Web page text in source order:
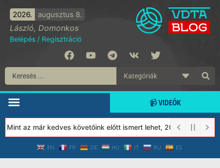
2026. augusztus 8.
László, Domonkos
Belépés / Regisztráció
📹 VIDEÓK
az már kedves követőink előtt ismert lehet, 2023-tól a
EN FR DE HU IT RU ES